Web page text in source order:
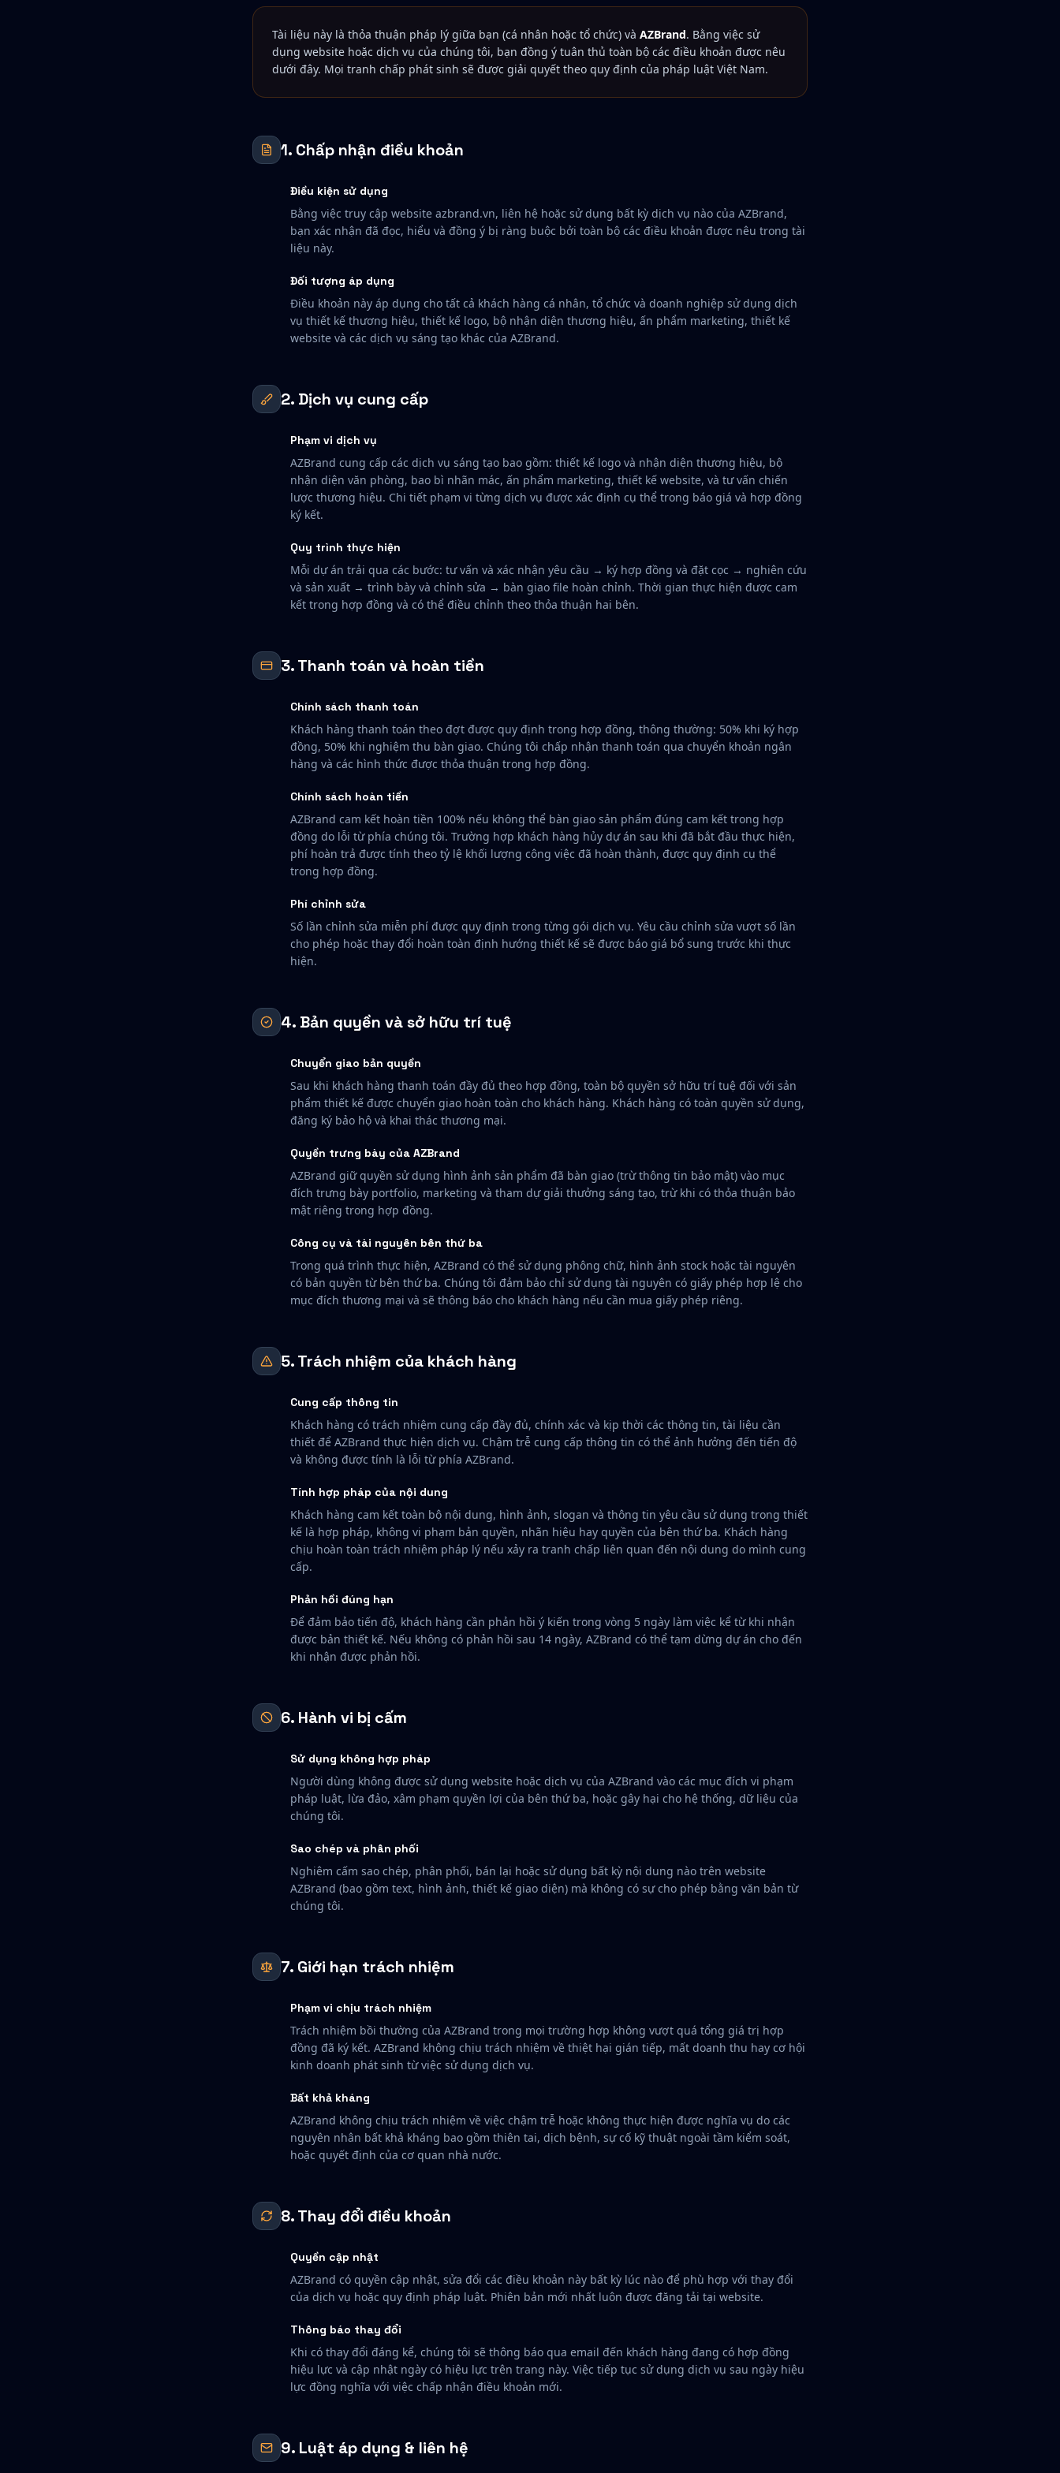
Tài liệu này là thỏa thuận pháp lý giữa bạn (cá nhân hoặc tổ chức) và AZBrand. Bằng việc sử
dụng website hoặc dịch vụ của chúng tôi, bạn đồng ý tuân thủ toàn bộ các điều khoản được nêu
dưới đây. Mọi tranh chấp phát sinh sẽ được giải quyết theo quy định của pháp luật Việt Nam.
1. Chấp nhận điều khoản
Điều kiện sử dụng
Bằng việc truy cập website azbrand.vn, liên hệ hoặc sử dụng bất kỳ dịch vụ nào của AZBrand,
bạn xác nhận đã đọc, hiểu và đồng ý bị ràng buộc bởi toàn bộ các điều khoản được nêu trong tài
liệu này.
Đối tượng áp dụng
Điều khoản này áp dụng cho tất cả khách hàng cá nhân, tổ chức và doanh nghiệp sử dụng dịch
vụ thiết kế thương hiệu, thiết kế logo, bộ nhận diện thương hiệu, ấn phẩm marketing, thiết kế
website và các dịch vụ sáng tạo khác của AZBrand.
2. Dịch vụ cung cấp
Phạm vi dịch vụ
AZBrand cung cấp các dịch vụ sáng tạo bao gồm: thiết kế logo và nhận diện thương hiệu, bộ
nhận diện văn phòng, bao bì nhãn mác, ấn phẩm marketing, thiết kế website, và tư vấn chiến
lược thương hiệu. Chi tiết phạm vi từng dịch vụ được xác định cụ thể trong báo giá và hợp đồng
ký kết.
Quy trình thực hiện
Mỗi dự án trải qua các bước: tư vấn và xác nhận yêu cầu → ký hợp đồng và đặt cọc → nghiên cứu
và sản xuất → trình bày và chỉnh sửa → bàn giao file hoàn chỉnh. Thời gian thực hiện được cam
kết trong hợp đồng và có thể điều chỉnh theo thỏa thuận hai bên.
3. Thanh toán và hoàn tiền
Chính sách thanh toán
Khách hàng thanh toán theo đợt được quy định trong hợp đồng, thông thường: 50% khi ký hợp
đồng, 50% khi nghiệm thu bàn giao. Chúng tôi chấp nhận thanh toán qua chuyển khoản ngân
hàng và các hình thức được thỏa thuận trong hợp đồng.
Chính sách hoàn tiền
AZBrand cam kết hoàn tiền 100% nếu không thể bàn giao sản phẩm đúng cam kết trong hợp
đồng do lỗi từ phía chúng tôi. Trường hợp khách hàng hủy dự án sau khi đã bắt đầu thực hiện,
phí hoàn trả được tính theo tỷ lệ khối lượng công việc đã hoàn thành, được quy định cụ thể
trong hợp đồng.
Phí chỉnh sửa
Số lần chỉnh sửa miễn phí được quy định trong từng gói dịch vụ. Yêu cầu chỉnh sửa vượt số lần
cho phép hoặc thay đổi hoàn toàn định hướng thiết kế sẽ được báo giá bổ sung trước khi thực
hiện.
4. Bản quyền và sở hữu trí tuệ
Chuyển giao bản quyền
Sau khi khách hàng thanh toán đầy đủ theo hợp đồng, toàn bộ quyền sở hữu trí tuệ đối với sản
phẩm thiết kế được chuyển giao hoàn toàn cho khách hàng. Khách hàng có toàn quyền sử dụng,
đăng ký bảo hộ và khai thác thương mại.
Quyền trưng bày của AZBrand
AZBrand giữ quyền sử dụng hình ảnh sản phẩm đã bàn giao (trừ thông tin bảo mật) vào mục
đích trưng bày portfolio, marketing và tham dự giải thưởng sáng tạo, trừ khi có thỏa thuận bảo
mật riêng trong hợp đồng.
Công cụ và tài nguyên bên thứ ba
Trong quá trình thực hiện, AZBrand có thể sử dụng phông chữ, hình ảnh stock hoặc tài nguyên
có bản quyền từ bên thứ ba. Chúng tôi đảm bảo chỉ sử dụng tài nguyên có giấy phép hợp lệ cho
mục đích thương mại và sẽ thông báo cho khách hàng nếu cần mua giấy phép riêng.
5. Trách nhiệm của khách hàng
Cung cấp thông tin
Khách hàng có trách nhiệm cung cấp đầy đủ, chính xác và kịp thời các thông tin, tài liệu cần
thiết để AZBrand thực hiện dịch vụ. Chậm trễ cung cấp thông tin có thể ảnh hưởng đến tiến độ
và không được tính là lỗi từ phía AZBrand.
Tính hợp pháp của nội dung
Khách hàng cam kết toàn bộ nội dung, hình ảnh, slogan và thông tin yêu cầu sử dụng trong thiết
kế là hợp pháp, không vi phạm bản quyền, nhãn hiệu hay quyền của bên thứ ba. Khách hàng
chịu hoàn toàn trách nhiệm pháp lý nếu xảy ra tranh chấp liên quan đến nội dung do mình cung
cấp.
Phản hồi đúng hạn
Để đảm bảo tiến độ, khách hàng cần phản hồi ý kiến trong vòng 5 ngày làm việc kể từ khi nhận
được bản thiết kế. Nếu không có phản hồi sau 14 ngày, AZBrand có thể tạm dừng dự án cho đến
khi nhận được phản hồi.
6. Hành vi bị cấm
Sử dụng không hợp pháp
Người dùng không được sử dụng website hoặc dịch vụ của AZBrand vào các mục đích vi phạm
pháp luật, lừa đảo, xâm phạm quyền lợi của bên thứ ba, hoặc gây hại cho hệ thống, dữ liệu của
chúng tôi.
Sao chép và phân phối
Nghiêm cấm sao chép, phân phối, bán lại hoặc sử dụng bất kỳ nội dung nào trên website
AZBrand (bao gồm text, hình ảnh, thiết kế giao diện) mà không có sự cho phép bằng văn bản từ
chúng tôi.
7. Giới hạn trách nhiệm
Phạm vi chịu trách nhiệm
Trách nhiệm bồi thường của AZBrand trong mọi trường hợp không vượt quá tổng giá trị hợp
đồng đã ký kết. AZBrand không chịu trách nhiệm về thiệt hại gián tiếp, mất doanh thu hay cơ hội
kinh doanh phát sinh từ việc sử dụng dịch vụ.
Bất khả kháng
AZBrand không chịu trách nhiệm về việc chậm trễ hoặc không thực hiện được nghĩa vụ do các
nguyên nhân bất khả kháng bao gồm thiên tai, dịch bệnh, sự cố kỹ thuật ngoài tầm kiểm soát,
hoặc quyết định của cơ quan nhà nước.
8. Thay đổi điều khoản
Quyền cập nhật
AZBrand có quyền cập nhật, sửa đổi các điều khoản này bất kỳ lúc nào để phù hợp với thay đổi
của dịch vụ hoặc quy định pháp luật. Phiên bản mới nhất luôn được đăng tải tại website.
Thông báo thay đổi
Khi có thay đổi đáng kể, chúng tôi sẽ thông báo qua email đến khách hàng đang có hợp đồng
hiệu lực và cập nhật ngày có hiệu lực trên trang này. Việc tiếp tục sử dụng dịch vụ sau ngày hiệu
lực đồng nghĩa với việc chấp nhận điều khoản mới.
9. Luật áp dụng & liên hệ